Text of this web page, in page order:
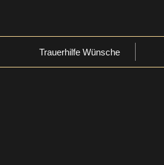
Trauerhilfe Wünsche